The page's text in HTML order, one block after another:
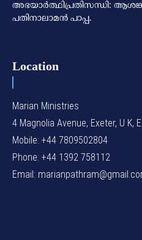
അഭയാര്‍ത്ഥിപ്രതിസന്ധി: ആശങ്ക
പതിനാലാമന്‍ പാപ്പ.
Location
Marian Ministries
4 Magnolia Avenue, Exeter, U K,
Mobile: +44 7809502804
Phone: +44 1392 758112
Email: